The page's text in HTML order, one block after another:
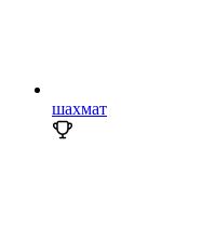
шахмат